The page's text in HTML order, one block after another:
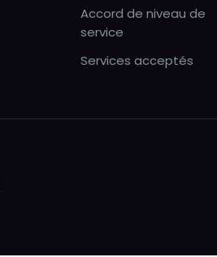
Accord de niveau de
service
Services acceptés